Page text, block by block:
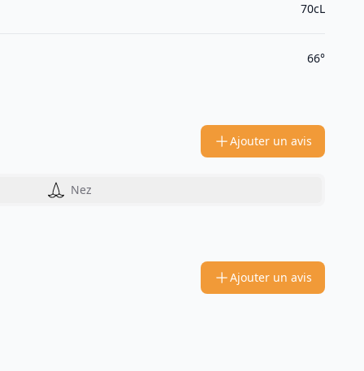
70cL
66°
Ajouter un avis
Nez
Ajouter un avis